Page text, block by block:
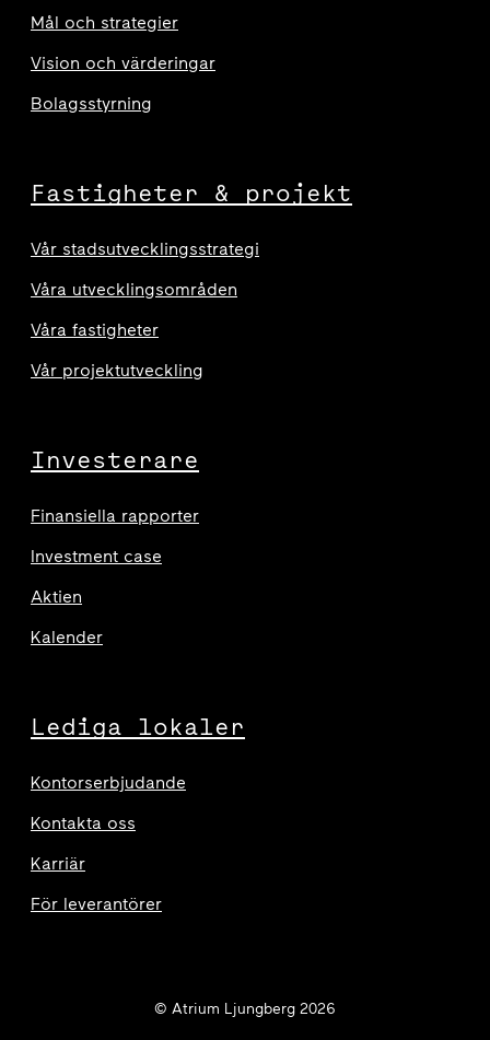
Mål och strategier
Vision och värderingar
Bolagsstyrning
Fastigheter & projekt
Vår stadsutvecklingsstrategi
Våra utvecklingsområden
Våra fastigheter
Vår projektutveckling
Investerare
Finansiella rapporter
Investment case
Aktien
Kalender
Lediga lokaler
Kontorserbjudande
Kontakta oss
Karriär
För leverantörer
© Atrium Ljungberg 2026